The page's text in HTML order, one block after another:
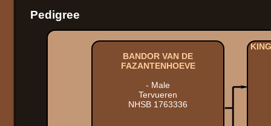
Pedigree
BANDOR VAN DE
FAZANTENHOEVE
- Male
Tervueren
NHSB 1763336